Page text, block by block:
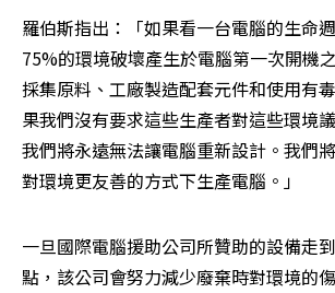
羅伯斯指出：「如果看一台電腦的生命
75%的環境破壞產生於電腦第一次開機
採集原料、工廠製造配套元件和使用有
果我們沒有要求這些生產者對這些環境
我們將永遠無法讓電腦重新設計。我們
對環境更友善的方式下生產電腦。」
一旦國際電腦援助公司所贊助的設備走
點，該公司會努力減少廢棄時對環境的